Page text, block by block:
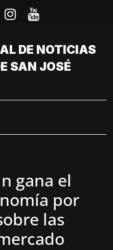
DE NOTICIAS
SAN JOSÉ
gana el
por
las